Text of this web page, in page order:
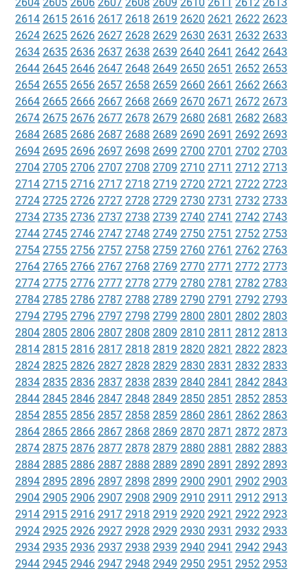
2614 2615 2616 2617 2618 2619 2620 2621 2622 2623
2624 2625 2626 2627 2628 2629 2630 2631 2632 2633
2634 2635 2636 2637 2638 2639 2640 2641 2642 2643
2644 2645 2646 2647 2648 2649 2650 2651 2652 2653
2654 2655 2656 2657 2658 2659 2660 2661 2662 2663
2664 2665 2666 2667 2668 2669 2670 2671 2672 2673
2674 2675 2676 2677 2678 2679 2680 2681 2682 2683
2684 2685 2686 2687 2688 2689 2690 2691 2692 2693
2694 2695 2696 2697 2698 2699 2700 2701 2702 2703
2704 2705 2706 2707 2708 2709 2710 2711 2712 2713
2714 2715 2716 2717 2718 2719 2720 2721 2722 2723
2724 2725 2726 2727 2728 2729 2730 2731 2732 2733
2734 2735 2736 2737 2738 2739 2740 2741 2742 2743
2744 2745 2746 2747 2748 2749 2750 2751 2752 2753
2754 2755 2756 2757 2758 2759 2760 2761 2762 2763
2764 2765 2766 2767 2768 2769 2770 2771 2772 2773
2774 2775 2776 2777 2778 2779 2780 2781 2782 2783
2784 2785 2786 2787 2788 2789 2790 2791 2792 2793
2794 2795 2796 2797 2798 2799 2800 2801 2802 2803
2804 2805 2806 2807 2808 2809 2810 2811 2812 2813
2814 2815 2816 2817 2818 2819 2820 2821 2822 2823
2824 2825 2826 2827 2828 2829 2830 2831 2832 2833
2834 2835 2836 2837 2838 2839 2840 2841 2842 2843
2844 2845 2846 2847 2848 2849 2850 2851 2852 2853
2854 2855 2856 2857 2858 2859 2860 2861 2862 2863
2864 2865 2866 2867 2868 2869 2870 2871 2872 2873
2874 2875 2876 2877 2878 2879 2880 2881 2882 2883
2884 2885 2886 2887 2888 2889 2890 2891 2892 2893
2894 2895 2896 2897 2898 2899 2900 2901 2902 2903
2904 2905 2906 2907 2908 2909 2910 2911 2912 2913
2914 2915 2916 2917 2918 2919 2920 2921 2922 2923
2924 2925 2926 2927 2928 2929 2930 2931 2932 2933
2934 2935 2936 2937 2938 2939 2940 2941 2942 2943
2944 2945 2946 2947 2948 2949 2950 2951 2952 2953